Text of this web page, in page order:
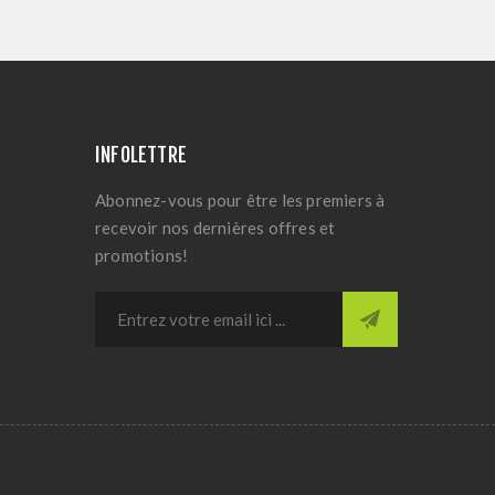
INFOLETTRE
Abonnez-vous pour être les premiers à
recevoir nos dernières offres et
promotions!